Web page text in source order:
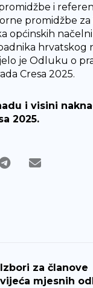
i
promidžbe
općinskih
hrvatskog
je Odluku o
Cresa 2025.
i visini
2025.
Izbori za članove
vijeća mjesnih